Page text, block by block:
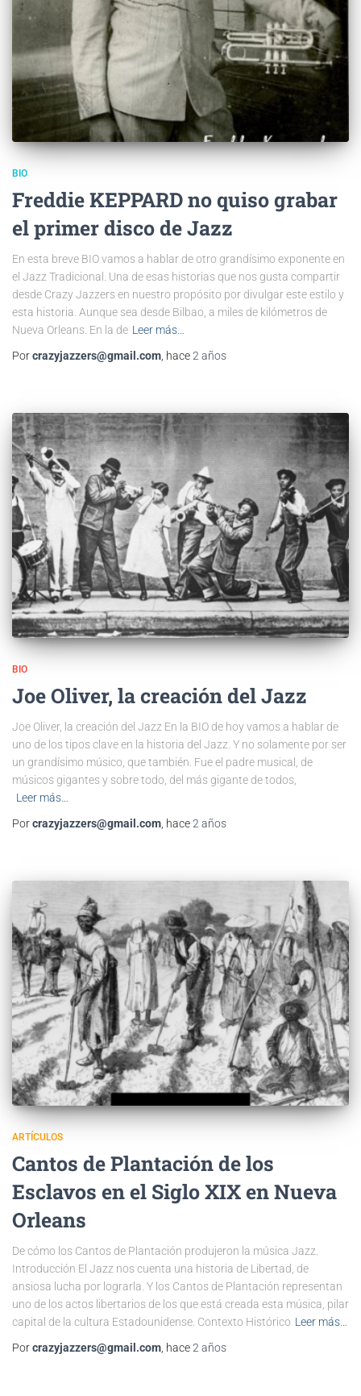
BIO
Freddie KEPPARD no quiso grabar
el primer disco de Jazz
En esta breve BIO vamos a hablar de otro grandísimo exponente en
el Jazz Tradicional. Una de esas historias que nos gusta compartir
desde Crazy Jazzers en nuestro propósito por divulgar este estilo y
esta historia. Aunque sea desde Bilbao, a miles de kilómetros de
Nueva Orleans. En la de Leer más…
Porcrazyjazzers@gmail.com, hace2 años
BIO
Joe Oliver, la creación del Jazz
Joe Oliver, la creación del Jazz En la BIO de hoy vamos a hablar de
uno de los tipos clave en la historia del Jazz. Y no solamente por ser
un grandísimo músico, que también. Fue el padre musical, de
músicos gigantes y sobre todo, del más gigante de todos,
Leer más…
Porcrazyjazzers@gmail.com , hace2 años
ARTÍCULOS
Cantos de Plantación de los
Esclavos en el Siglo XIX en Nueva
Orleans
De cómo los Cantos de Plantación produjeron la música Jazz.
Introducción El Jazz nos cuenta una historia de Libertad, de
ansiosa lucha por lograrla. Y los Cantos de Plantación representan
uno de los actos libertarios de los que está creada esta música, pilar
capital de la cultura Estadounidense. Contexto Histórico Leer más…
Porcrazyjazzers@gmail.com , hace2 años